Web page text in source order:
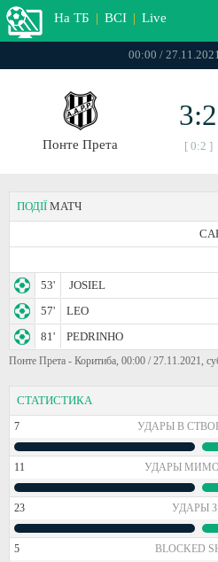
На ТБ | ВСІ | Live
00:00 /
Понте Прета
3:2
[ 0:2 ]
ПОДІЇ МАТЧ
53'
JOSIEL
57'
LEO
81'
PEDRINHO
Понте Прета - Коритиба, 00:00 / 27.11.2021,
СТАТИСТИКА
7 УДАРЫ В
11 УДАРЫ
23 УДАРЫ
5 BLOCKED